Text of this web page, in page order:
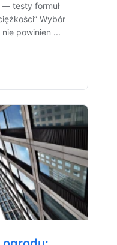
— testy formuł
Wybór
powinien ...